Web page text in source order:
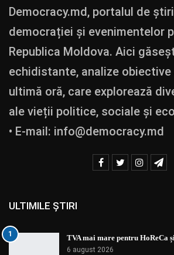
Democracy.md, portalul de
democrației și evenimentelor
Republica Moldova. Aici
echidistante, analize
ultimă oră, care explorează
ale vieții politice, sociale și
• E-mail: info@democracy.md
ULTIMILE ȘTIRI
1 TVA mai mare pentru HoReCa
6 august 2026